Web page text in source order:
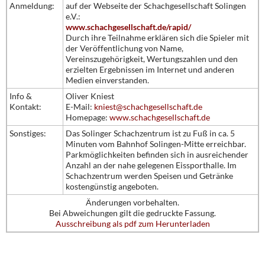
Anmeldung:
auf der Webseite der Schachgesellschaft Solingen
e.V.:
www.schachgesellschaft.de/rapid/
Durch ihre Teilnahme erklären sich die Spieler mit
der Veröffentlichung von Name,
Vereinszugehörigkeit, Wertungszahlen und den
erzielten Ergebnissen im Internet und anderen
Medien einverstanden.
Info &
Kontakt:
Oliver Kniest
E-Mail: kniest@schachgesellschaft.de
Homepage: www.schachgesellschaft.de
Sonstiges:
Das Solinger Schachzentrum ist zu Fuß in ca. 5
Minuten vom Bahnhof Solingen-Mitte erreichbar.
Parkmöglichkeiten befinden sich in ausreichender
Anzahl an der nahe gelegenen Eissporthalle. Im
Schachzentrum werden Speisen und Getränke
kostengünstig angeboten.
Änderungen vorbehalten.
Bei Abweichungen gilt die gedruckte Fassung.
Ausschreibung als pdf zum Herunterladen